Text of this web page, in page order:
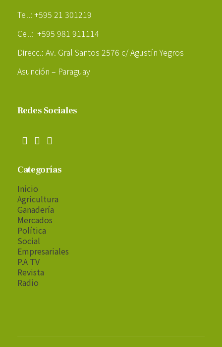
Tel.: +595 21 301219
Cel.: +595 981 911114
Direcc.: Av. Gral Santos 2576 c/ Agustín Yegros
Asunción – Paraguay
Redes Sociales
Categorías
Inicio
Agricultura
Ganadería
Mercados
Política
Social
Empresariales
P.A TV
Revista
Radio